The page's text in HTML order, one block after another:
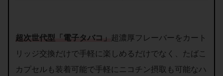
超次世代型「電子タバコ」 超濃厚フレーバーをカート
リッジ交換だけで手軽に楽しめるだけでなく、たばこ
カプセルも装着可能で手軽にニコチン摂取も可能なハ